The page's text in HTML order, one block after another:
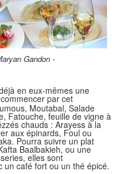
Gandon -
en eux-mêmes une
commencer par cet
Moutabal, Salade
Fatouche, feuille de vigne à
chauds : Arayess à la
aux épinards, Foul ou
Pourra suivre un plat
Baalbakieh, ou une
elles sont
café fort ou un thé épicé.